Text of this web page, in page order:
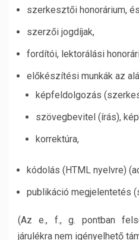
szerkesztői honorárium,
szerzői jogdíjak,
fordítói, lektorálási
előkészítési munkák az
képfeldolgozás
szövegbevitel (írás),
korrektúra,
kódolás (HTML nyelvre)
publikáció megjelentetés
(Az e., f., g. pontban
járulékra nem igényelhető